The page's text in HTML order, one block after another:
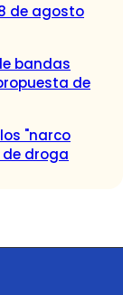
de agosto
bandas
de
"narco
droga